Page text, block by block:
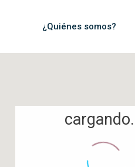
¿Quiénes somos?